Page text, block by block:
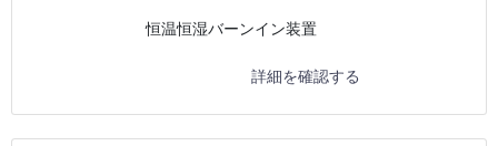
恒温恒湿バーンイン装置
詳細を確認する